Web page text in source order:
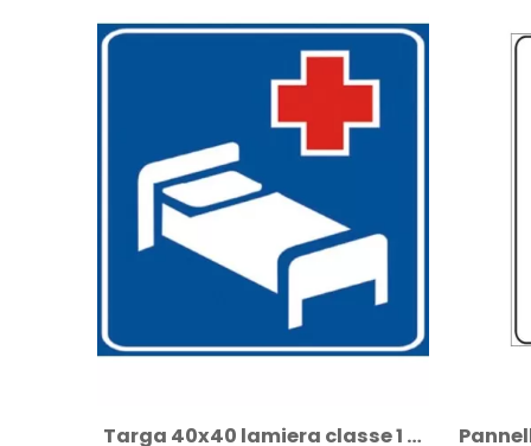
Pannello integrativo in lamiera classe 1...